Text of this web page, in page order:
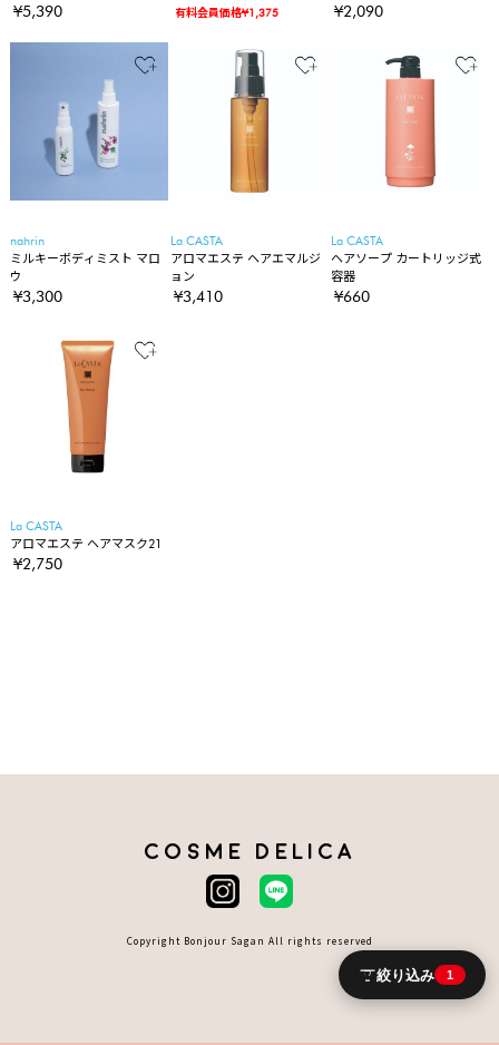
絞り込み 1
¥5,390 有料会員価格¥1,375 ¥2,090
nahrin
ミルキーボディミスト マロ
ウ
¥3,300
La CASTA
アロマエステ ヘアエマルジ
ョン
¥3,410
La CASTA
ヘアソープ カートリッジ式
容器
¥660
La CASTA
アロマエステ ヘアマスク21
¥2,750
COSME DELICA
Copyright Bonjour Sagan All rights reserved